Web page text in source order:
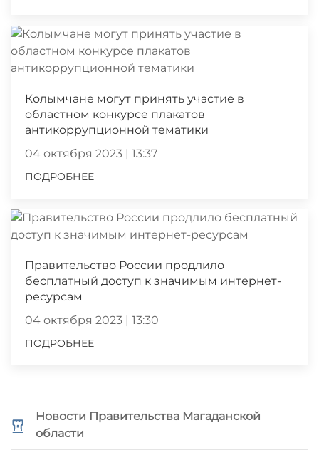
Колымчане могут принять участие в
областном конкурсе плакатов
антикоррупционной тематики
04 октября 2023 | 13:37
ПОДРОБНЕЕ
Правительство России продлило
бесплатный доступ к значимым интернет-
ресурсам
04 октября 2023 | 13:30
ПОДРОБНЕЕ
Новости Правительства Магаданской
области